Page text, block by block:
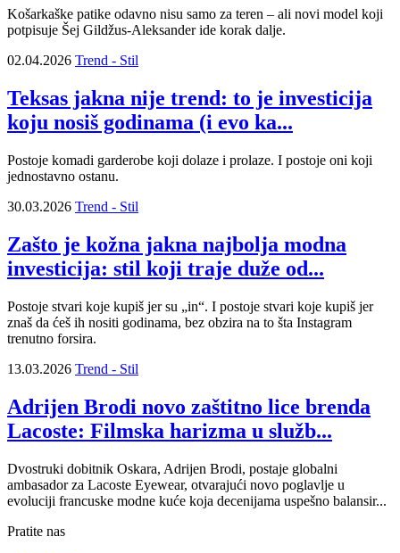
Košarkaške patike odavno nisu samo za teren – ali novi model koji
potpisuje Šej Gildžus-Aleksander ide korak dalje.
02.04.2026 Trend - Stil
Teksas jakna nije trend: to je investicija
koju nosiš godinama (i evo ka...
Postoje komadi garderobe koji dolaze i prolaze. I postoje oni koji
jednostavno ostanu.
30.03.2026 Trend - Stil
Zašto je kožna jakna najbolja modna
investicija: stil koji traje duže od...
Postoje stvari koje kupiš jer su „in“. I postoje stvari koje kupiš jer
znaš da ćeš ih nositi godinama, bez obzira na to šta Instagram
trenutno forsira.
13.03.2026 Trend - Stil
Adrijen Brodi novo zaštitno lice brenda
Lacoste: Filmska harizma u služb...
Dvostruki dobitnik Oskara, Adrijen Brodi, postaje globalni
ambasador za Lacoste Eyewear, otvarajući novo poglavlje u
evoluciji francuske modne kuće koja decenijama uspešno balansir...
Pratite nas